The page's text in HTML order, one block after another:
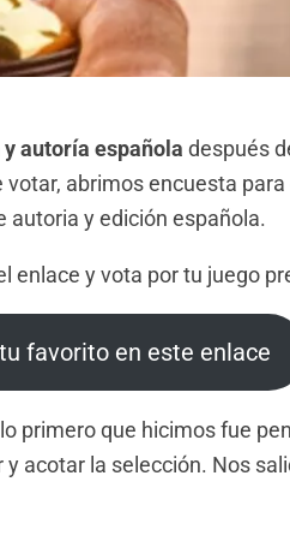
autoría española después
abrimos encuesta
autoria y edición española.
enlace y vota por tu juego
favorito en este enlace
primero que hicimos fue
acotar la selección. Nos